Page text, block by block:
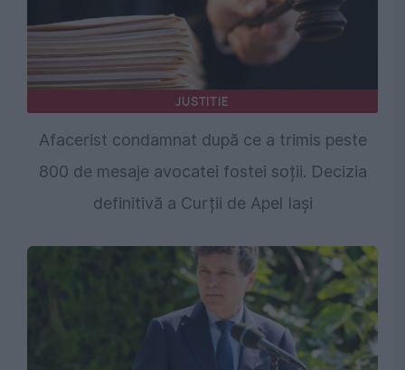
JUSTITIE
Afacerist condamnat după ce a trimis peste
800 de mesaje avocatei fostei soții. Decizia
definitivă a Curții de Apel Iași